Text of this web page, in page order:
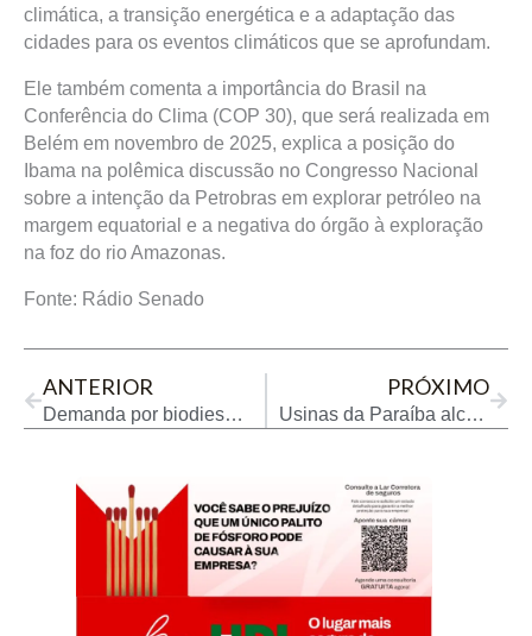
climática, a transição energética e a adaptação das
cidades para os eventos climáticos que se aprofundam.
Ele também comenta a importância do Brasil na
Conferência do Clima (COP 30), que será realizada em
Belém em novembro de 2025, explica a posição do
Ibama na polêmica discussão no Congresso Nacional
sobre a intenção da Petrobras em explorar petróleo na
margem equatorial e a negativa do órgão à exploração
na foz do rio Amazonas.
Fonte: Rádio Senado
ANTERIOR
Demanda por biodiesel eleva preços do óleo de soja no Brasil
PRÓXIMO
Usinas da Paraíba alcançam segunda posição na produção de etanol do Nordeste